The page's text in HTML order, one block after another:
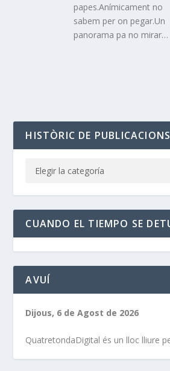
papes.Anímicament no
sabem per on pegar.Un
panorama pa no mirar…
HISTÒRIC DE PUBLICACIONS
CUANDO EL TIEMPO SE
AVUÍ
Dijous, 6 de Agost de 2026
QuatretondaDigital és un lloc lliure